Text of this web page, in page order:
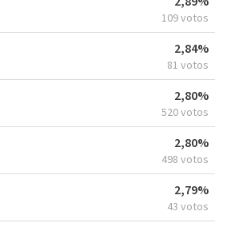
109 votos
2,84%
81 votos
2,80%
520 votos
2,80%
498 votos
2,79%
43 votos